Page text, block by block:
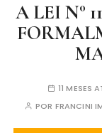
A LEI N°
11 MESES
POR FRANCINI